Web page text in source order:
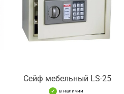
Сейф мебельный LS-25
в наличии